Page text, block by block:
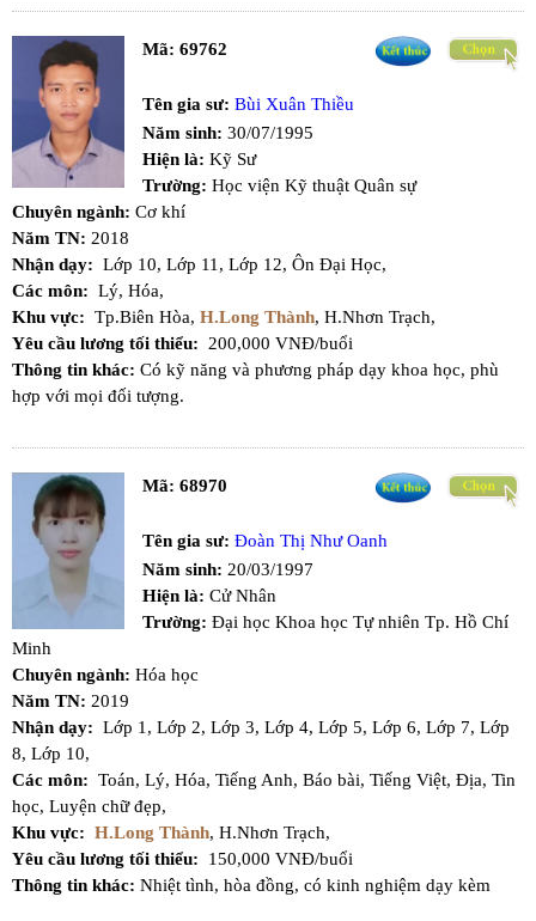
Mã: 69762
Tên gia sư: Bùi Xuân Thiều
Năm sinh: 30/07/1995
Hiện là: Kỹ Sư
Trường: Học viện Kỹ thuật Quân sự
Chuyên ngành: Cơ khí
Năm TN: 2018
Nhận dạy: Lớp 10, Lớp 11, Lớp 12, Ôn Đại Học,
Các môn: Lý, Hóa,
Khu vực: Tp.Biên Hòa, H.Long Thành, H.Nhơn Trạch,
Yêu cầu lương tối thiểu:
200,000 VNĐ/buổi
Thông tin khác: Có kỹ năng và phương pháp dạy khoa học, phù
hợp với mọi đối tượng.
Mã: 68970
Tên gia sư: Đoàn Thị Như Oanh
Năm sinh: 20/03/1997
Hiện là: Cử Nhân
Trường: Đại học Khoa học Tự nhiên Tp. Hồ Chí
Minh
Chuyên ngành: Hóa học
Năm TN: 2019
Nhận dạy: Lớp 1, Lớp 2, Lớp 3, Lớp 4, Lớp 5, Lớp 6, Lớp 7, Lớp
8, Lớp 10,
Các môn: Toán, Lý, Hóa, Tiếng Anh, Báo bài, Tiếng Việt, Địa, Tin
học, Luyện chữ đẹp,
Khu vực: H.Long Thành, H.Nhơn Trạch,
Yêu cầu lương tối thiểu:
150,000 VNĐ/buổi
Thông tin khác: Nhiệt tình, hòa đồng, có kinh nghiệm dạy kèm